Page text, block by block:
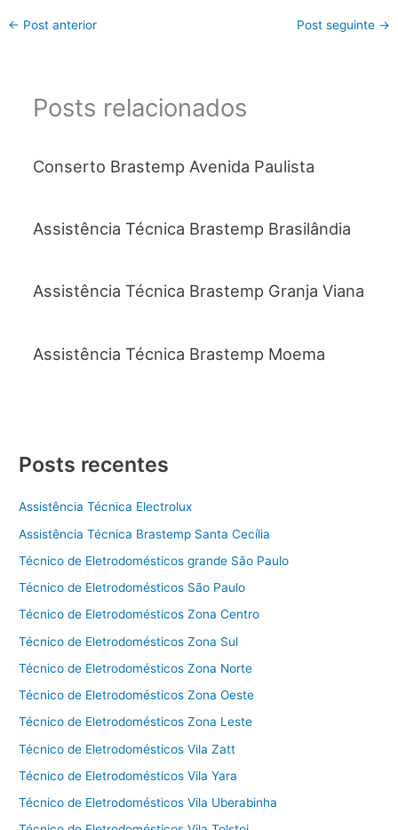
← Post anterior Post seguinte →
Posts relacionados
Conserto Brastemp Avenida Paulista
Assistência Técnica Brastemp Brasilândia
Assistência Técnica Brastemp Granja Viana
Assistência Técnica Brastemp Moema
Posts recentes
Assistência Técnica Electrolux
Assistência Técnica Brastemp Santa Cecília
Técnico de Eletrodomésticos grande São Paulo
Técnico de Eletrodomésticos São Paulo
Técnico de Eletrodomésticos Zona Centro
Técnico de Eletrodomésticos Zona Sul
Técnico de Eletrodomésticos Zona Norte
Técnico de Eletrodomésticos Zona Oeste
Técnico de Eletrodomésticos Zona Leste
Técnico de Eletrodomésticos Vila Zatt
Técnico de Eletrodomésticos Vila Yara
Técnico de Eletrodomésticos Vila Uberabinha